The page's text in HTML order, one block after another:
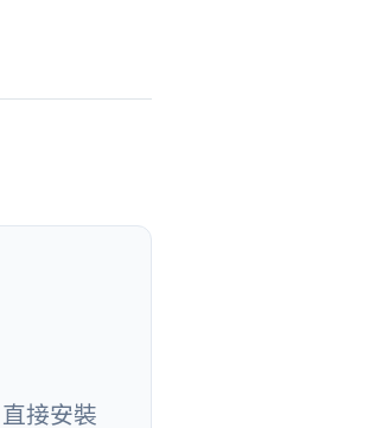
接安裝